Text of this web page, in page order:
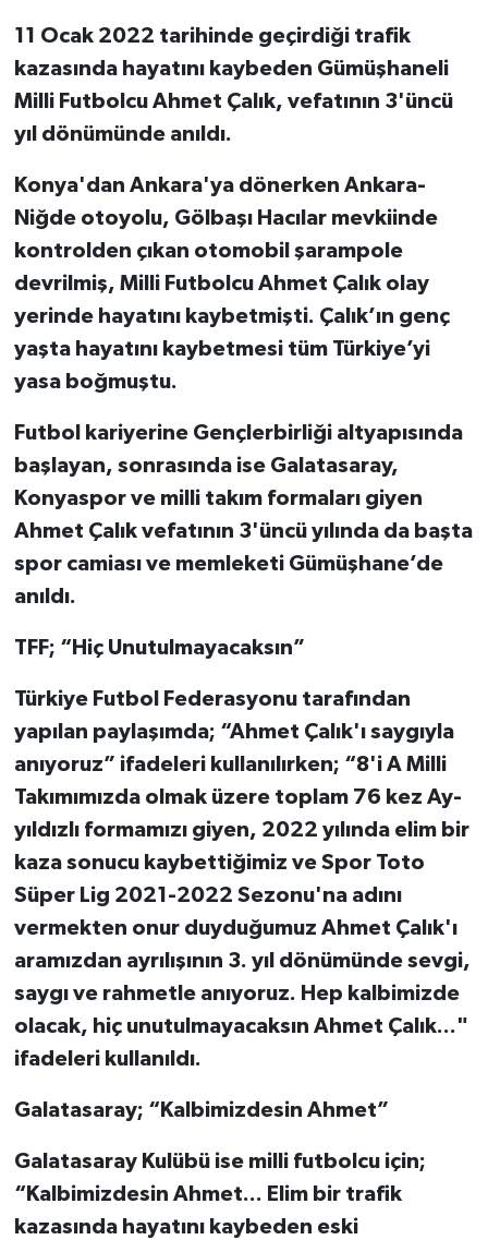
11 Ocak 2022 tarihinde geçirdiği trafik
kazasında hayatını kaybeden Gümüşhaneli
Milli Futbolcu Ahmet Çalık, vefatının 3'üncü
yıl dönümünde anıldı.
Konya'dan Ankara'ya dönerken Ankara-
Niğde otoyolu, Gölbaşı Hacılar mevkiinde
kontrolden çıkan otomobil şarampole
devrilmiş, Milli Futbolcu Ahmet Çalık olay
yerinde hayatını kaybetmişti. Çalık’ın genç
yaşta hayatını kaybetmesi tüm Türkiye’yi
yasa boğmuştu.
Futbol kariyerine Gençlerbirliği altyapısında
başlayan, sonrasında ise Galatasaray,
Konyaspor ve milli takım formaları giyen
Ahmet Çalık vefatının 3'üncü yılında da başta
spor camiası ve memleketi Gümüşhane’de
anıldı.
TFF; “Hiç Unutulmayacaksın”
Türkiye Futbol Federasyonu tarafından
yapılan paylaşımda; “Ahmet Çalık'ı saygıyla
anıyoruz” ifadeleri kullanılırken; “8'i A Milli
Takımımızda olmak üzere toplam 76 kez Ay-
yıldızlı formamızı giyen, 2022 yılında elim bir
kaza sonucu kaybettiğimiz ve Spor Toto
Süper Lig 2021-2022 Sezonu'na adını
vermekten onur duyduğumuz Ahmet Çalık'ı
aramızdan ayrılışının 3. yıl dönümünde sevgi,
saygı ve rahmetle anıyoruz. Hep kalbimizde
olacak, hiç unutulmayacaksın Ahmet Çalık..."
ifadeleri kullanıldı.
Galatasaray; “Kalbimizdesin Ahmet”
Galatasaray Kulübü ise milli futbolcu için;
“Kalbimizdesin Ahmet... Elim bir trafik
kazasında hayatını kaybeden eski